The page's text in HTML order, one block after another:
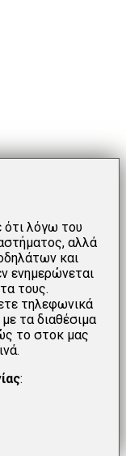
λόγω του
αλλά
και
ενημερώνεται
τους.
τηλεφωνικά
τα διαθέσιμα
το στοκ μας
: